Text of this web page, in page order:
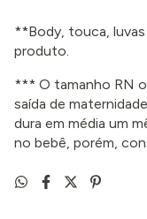
**Body, touca,
produto.
*** O tamanho RN
saída de
dura em média um
no bebê, porém,